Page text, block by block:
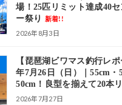
場！25匹リミット達成40
ー祭り
新着!!
2026年8月3日
【琵琶湖ビワマス釣行レ
年7月26日（日）｜55cm・
50cm！良型を揃えて20本
2026年7月27日